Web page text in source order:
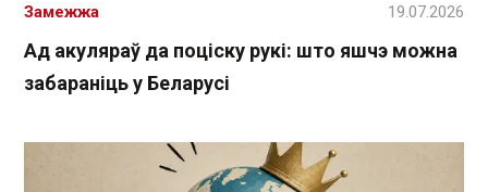
Ад акуляраў да поціску рукі: што яшчэ можна
забараніць у Беларусі
Замежжа 19.07.2026